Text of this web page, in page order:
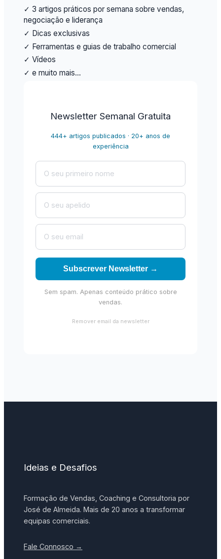
✓ 3 artigos práticos por semana sobre vendas,
negociação e liderança
✓ Dicas exclusivas
✓ Ferramentas e guias de trabalho comercial
✓ Vídeos
✓ e muito mais…
Newsletter Semanal Gratuita
444+ artigos publicados · 20+ anos de
experiência
Subscrever Newsletter →
Sem spam. Apenas conteúdo prático sobre
vendas.
Remover email da newsletter
Ideias e Desafios
Formação de Vendas, Coaching e Consultoria por
José de Almeida. Mais de 20 anos a transformar
equipas comerciais.
Fale Connosco →